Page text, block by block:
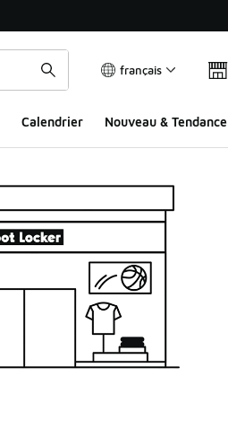
français
Calendrier Nouveau & Tendance